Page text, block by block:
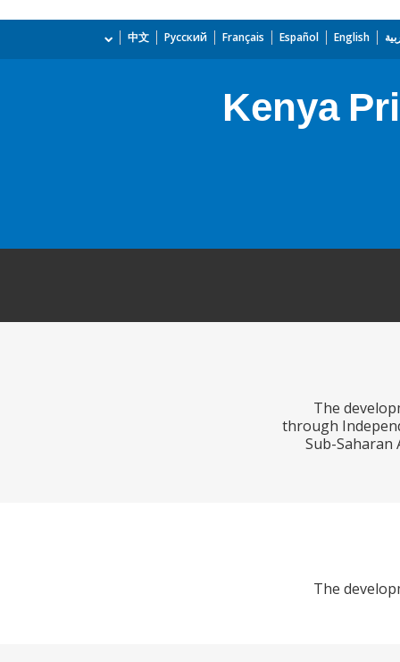
English
Español
Français
Русский
中文
Kenya
The
through
Sub-Saharan
The